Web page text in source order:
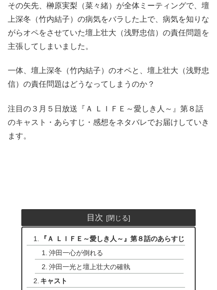
その矢先、榊原実梨（菜々緒）が全体ミーティングで、壇
上深冬（竹内結子）の病気をバラした上で、病気を知りな
がらオペをさせていた壇上壮大（浅野忠信）の責任問題を
主張してしまいました。
一体、壇上深冬（竹内結子）のオペと、壇上壮大（浅野忠
信）の責任問題はどうなってしまうのか？
注目の３月５日放送『Ａ ＬＩＦＥ～愛しき人～』第８話
のキャスト・あらすじ・感想をネタバレでお届けしていき
ます。
目次
『Ａ ＬＩＦＥ～愛しき人～』第８話のあらすじ
沖田一心が倒れる
沖田一光と壇上壮大の確執
キャスト